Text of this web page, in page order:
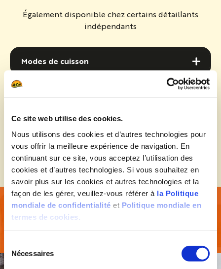
Ce site web utilise des cookies.
Nous utilisons des cookies et d’autres technologies pour
vous offrir la meilleure expérience de navigation. En
continuant sur ce site, vous acceptez l’utilisation des
cookies et d’autres technologies. Si vous souhaitez en
savoir plus sur les cookies et autres technologies et la
façon de les gérer, veuillez-vous référer à la Politique
mondiale de confidentialité et Politique mondiale en
termes de cookies.
Nécessaires
Modes de cuisson
Modes de cuisson
Ingrédients
Informations Nutritionnelles
Informations Nutritionnelles
Également disponible chez certains détaillants
indépendants
Découvrez nos RECETTES